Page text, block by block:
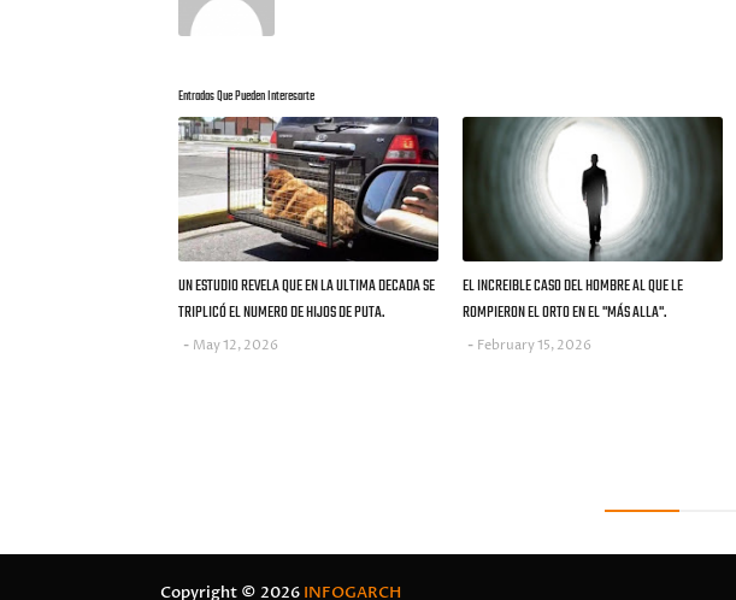
Entradas Que Pueden Interesarte
UN ESTUDIO REVELA QUE EN LA ULTIMA DECADA SE
TRIPLICÓ EL NUMERO DE HIJOS DE PUTA.
May 12, 2026
EL INCREIBLE CASO DEL HOMBRE AL QUE LE
ROMPIERON EL ORTO EN EL "MÁS ALLA".
February 15, 2026
Copyright © 2026 INFOGARCH